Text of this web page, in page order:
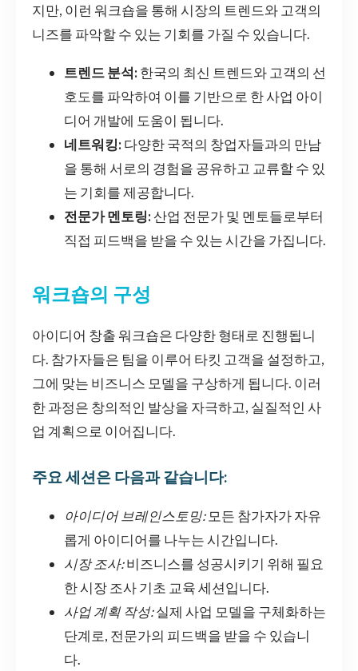
지만, 이런 워크숍을 통해 시장의 트렌드와 고객의
니즈를 파악할 수 있는 기회를 가질 수 있습니다.
트렌드 분석: 한국의 최신 트렌드와 고객의 선
호도를 파악하여 이를 기반으로 한 사업 아이
디어 개발에 도움이 됩니다.
네트워킹: 다양한 국적의 창업자들과의 만남
을 통해 서로의 경험을 공유하고 교류할 수 있
는 기회를 제공합니다.
전문가 멘토링:산업 전문가 및 멘토들로부터
직접 피드백을 받을 수 있는 시간을 가집니다.
워크숍의 구성
아이디어 창출 워크숍은 다양한 형태로 진행됩니
다. 참가자들은 팀을 이루어 타킷 고객을 설정하고,
그에 맞는 비즈니스 모델을 구상하게 됩니다. 이러
한 과정은 창의적인 발상을 자극하고, 실질적인 사
업 계획으로 이어집니다.
주요 세션은 다음과 같습니다:
아이디어 브레인스토밍:모든 참가자가 자유
롭게 아이디어를 나누는 시간입니다.
시장 조사:비즈니스를 성공시키기 위해 필요
한 시장 조사 기초 교육 세션입니다.
사업 계획 작성:실제 사업 모델을 구체화하는
단계로, 전문가의 피드백을 받을 수 있습니
다.